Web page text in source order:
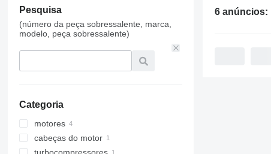
Pesquisa
(número da peça sobressalente, marca,
modelo, peça sobressalente)
Categoria
motores
cabeças do motor
6 anúncios: